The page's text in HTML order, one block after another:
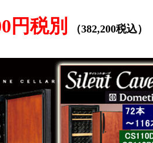
円税別 （382,200税込）